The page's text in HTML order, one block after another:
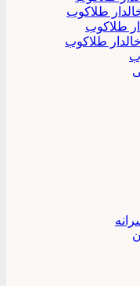
طلاکوب
طلاکوب
طلاکوب